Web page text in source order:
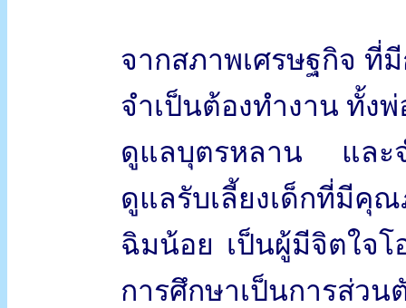
จากสภาพเศรษฐกิจ ที่
จำเป็นต้องทำงาน ทั้ง
ดูแลบุตรหลาน และจ
ดูแลรับเลี้ยงเด็กที่มีคุ
ฉิมน้อย เป็นผู้มีจิตใจ
การศึกษาเป็นการส่ว